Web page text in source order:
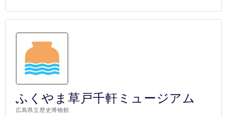
ふくやま草戸千軒ミュージアム
広島県立歴史博物館